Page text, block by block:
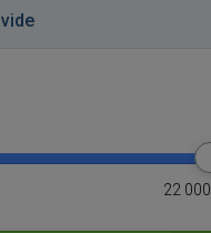
22 000